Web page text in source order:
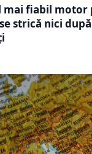
mai fiabil
strică nici